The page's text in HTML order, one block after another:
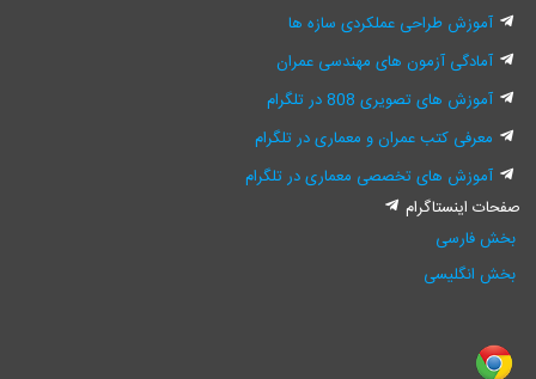
آموزش طراحی عملکردی سازه ها
آمادگی آزمون های مهندسی عمران
آموزش های تصویری 808 در تلگرام
معرفی کتب عمران و معماری در تلگرام
آموزش های تخصصی معماری در تلگرام
صفحات اینستاگرام
بخش فارسی
بخش انگلیسی